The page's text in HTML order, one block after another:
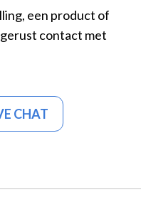
een product of
contact met
CHAT